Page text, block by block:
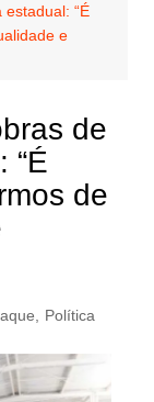
“É
e
de
“É
de
Política